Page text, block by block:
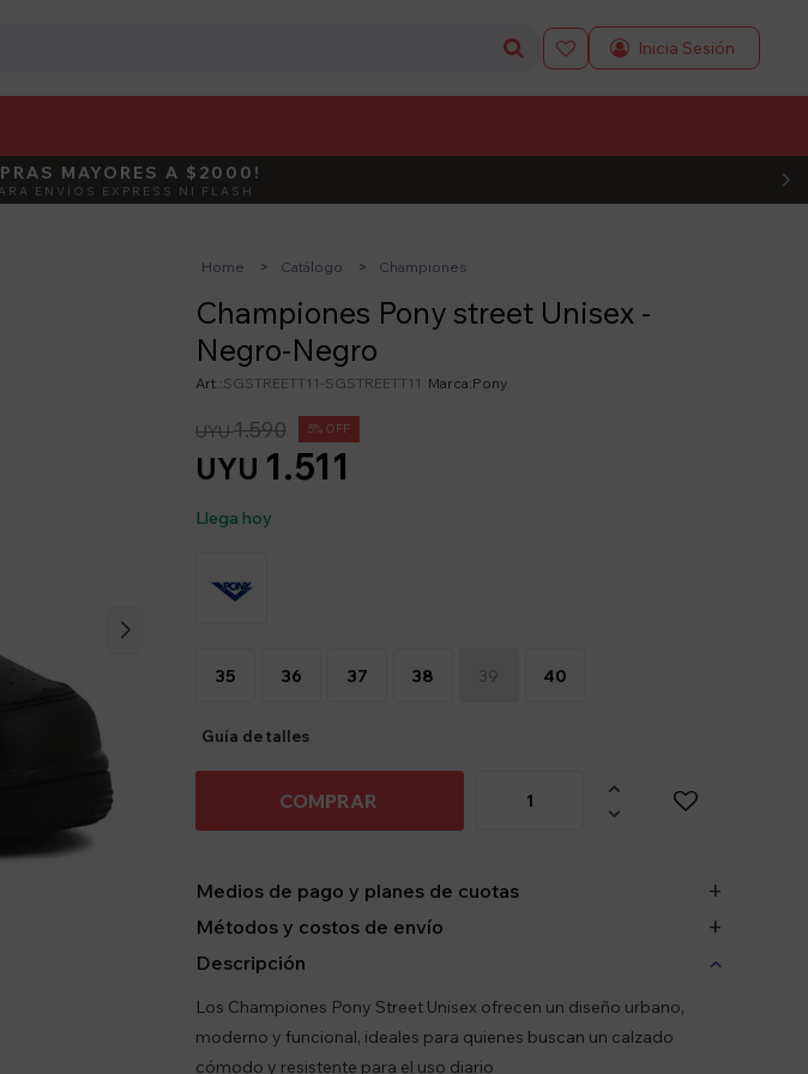

DEBUT ACTIVÁ EL CÓDIGO
MAYORES A $2000!
ENVÍOS EXPRESS NI FLASH
Home Catálogo Championes
Championes Pony street Unisex -
Negro-Negro
SGSTREETT11-SGSTREETT11 Pony
UYU 1.511
UYU1.590 5
Llega hoy
35 36 37 38 39 40
Guía de talles
COMPRAR


Medios de pago y planes de cuotas
Métodos y costos de envío
Descripción
Los Championes Pony Street Unisex ofrecen un diseño urbano,
moderno y funcional, ideales para quienes buscan un calzado
cómodo y resistente para el uso diario